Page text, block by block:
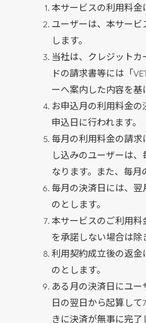
本サービスの利用料
ユーザーは、本サー
します。
当社は、クレジットカ
ドの請求書等には「
ーへ案内した内容を
お申込月の利用料金
申込日に行われます。
毎月の利用料金の請
し込みのユーザーは
なります。また、毎
毎月の決済日には、
のとします。
本サービスのご利用
を承諾しない場合は
利用契約成立後の返
のとします。
ある月の決済日にユ
日の翌日から起算し
きに決済が無事に完